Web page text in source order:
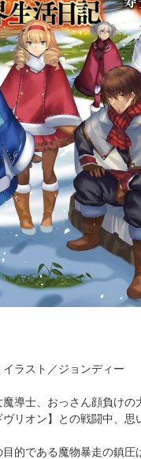
スト／ジョンディー
魔導士、おっさん顔負けの
ヴリオン】との戦闘中、
目的である魔物暴走の鎮